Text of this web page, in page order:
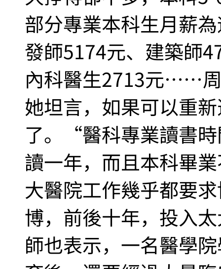
部分專業本科生月薪
發師5174元、建築師
內科醫生2713元……
她坦言，如果可以重
了。“醫科專業讀書
讀一年，而且本科畢
大醫院工作幾乎都要
博，前後十年，投入
師也表示，一名醫學